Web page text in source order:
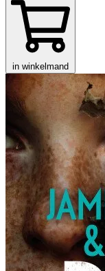
in winkelmand